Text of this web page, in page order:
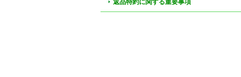
返品特約に関する重要事項